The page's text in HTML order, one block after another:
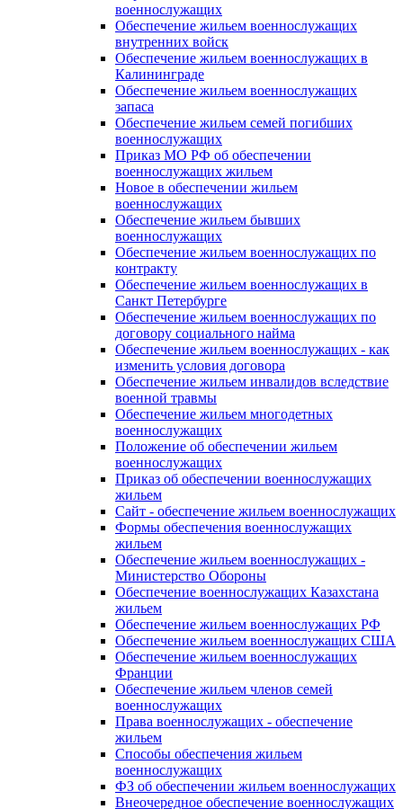
военнослужащих
Обеспечение жильем военнослужащих
внутренних войск
Обеспечение жильем военнослужащих в
Калининграде
Обеспечение жильем военнослужащих
запаса
Обеспечение жильем семей погибших
военнослужащих
Приказ МО РФ об обеспечении
военнослужащих жильем
Новое в обеспечении жильем
военнослужащих
Обеспечение жильем бывших
военнослужащих
Обеспечение жильем военнослужащих по
контракту
Обеспечение жильем военнослужащих в
Санкт Петербурге
Обеспечение жильем военнослужащих по
договору социального найма
Обеспечение жильем военнослужащих - как
изменить условия договора
Обеспечение жильем инвалидов вследствие
военной травмы
Обеспечение жильем многодетных
военнослужащих
Положение об обеспечении жильем
военнослужащих
Приказ об обеспечении военнослужащих
жильем
Сайт - обеспечение жильем военнослужащих
Формы обеспечения военнослужащих
жильем
Обеспечение жильем военнослужащих -
Министерство Обороны
Обеспечение военнослужащих Казахстана
жильем
Обеспечение жильем военнослужащих РФ
Обеспечение жильем военнослужащих США
Обеспечение жильем военнослужащих
Франции
Обеспечение жильем членов семей
военнослужащих
Права военнослужащих - обеспечение
жильем
Способы обеспечения жильем
военнослужащих
ФЗ об обеспечении жильем военнослужащих
Внеочередное обеспечение военнослужащих